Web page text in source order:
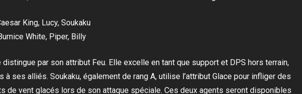
King, Lucy, Soukaku
White, Piper, Billy
distingue par son attribut Feu. Elle excelle en tant que support et DPS hors terrain,
ses alliés. Soukaku, également de rang A, utilise l’attribut Glace pour infliger des
de vent glacés lors de son attaque spéciale. Ces deux agents seront disponibles